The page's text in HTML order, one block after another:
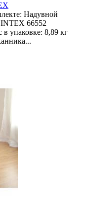
Надувной
INTEX 66552
упаковке: 8,89 кг